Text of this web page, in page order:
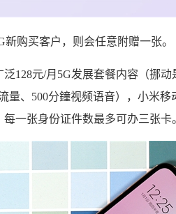
新购买客户，则会任意附赠一张。
128元/月5G发展套餐内容（挪
量、500分鐘视频语音），小米
一张身份证件数最多可办三张卡